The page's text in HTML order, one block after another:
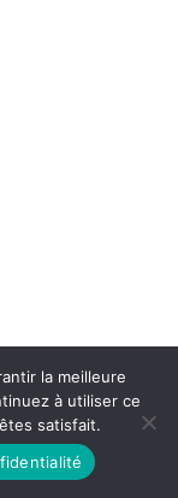
la meilleure
à utiliser ce
satisfait.